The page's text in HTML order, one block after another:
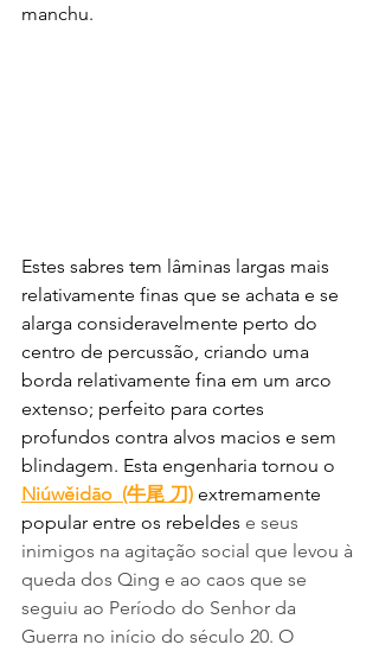
manchu.
Estes sabres tem lâminas largas mais
relativamente finas que se achata e se
alarga consideravelmente perto do
centro de percussão, criando uma
borda relativamente fina em um arco
extenso; perfeito para cortes
profundos contra alvos macios e sem
blindagem. Esta engenharia tornou o
Niúwěidāo  (牛尾 刀) extremamente
popular entre os rebeldes e seus
inimigos na agitação social que levou à
queda dos Qing e ao caos que se
seguiu ao Período do Senhor da
Guerra no início do século 20. O